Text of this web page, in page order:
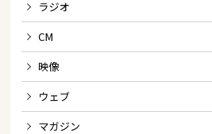
ラジオ
CM
映像
ウェブ
マガジン